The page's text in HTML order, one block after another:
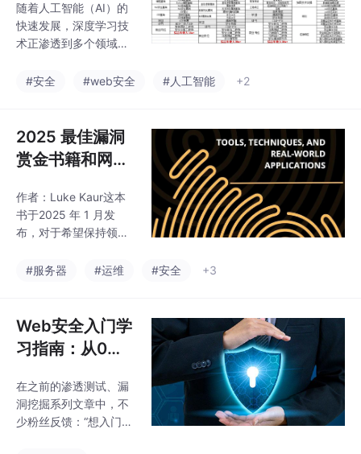
幅增加，尤其是僵尸网
络的参与，使得攻击流
量来自多个分散的源
封锁等方式进行有效防
显的跨境特征，攻
pseek可以实时
分析海量安全日
seek 日志分析
随着人工智能（AI）的
快速发展，深度学习技
术正渗透到多个领域，
驶，再到金融风险控
变着传统行业。而在网
络安全领域，面对日益
复杂和高频率的网络攻
遭遇前所未有的挑战。
攻击者利用自动化工
具、社会工程学和新型
于规则和特征匹配的安
络安全成为一种趋势，
而 DeepSe
#安全 #web安全 #人工智能 +2
2025 最佳漏洞
赏金书籍和网
到精通，收藏这
篇就够了_服务
作者：Luke Kaur这本
书于2025 年 1 月发
布，对于希望保持领先
漏洞赏金猎人来说，这
的安全工具、云渗透测
试，甚至量子计算对网
络安全的影响。内容：
化融入安全评估特定于
云的攻击方法和防御策
略近期渗透测试的真实
#服务器 #运维 #安全 +3
Web安全入门学
习指南：从0到1
（2026版）
在之前的渗透测试、漏
洞挖掘系列文章中，不
少粉丝反馈：“想入门网